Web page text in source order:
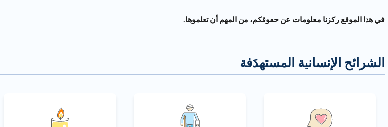
في هذا الموقع ركزنا معلومات عن حقوقكم، من المهم أن تعلموها.